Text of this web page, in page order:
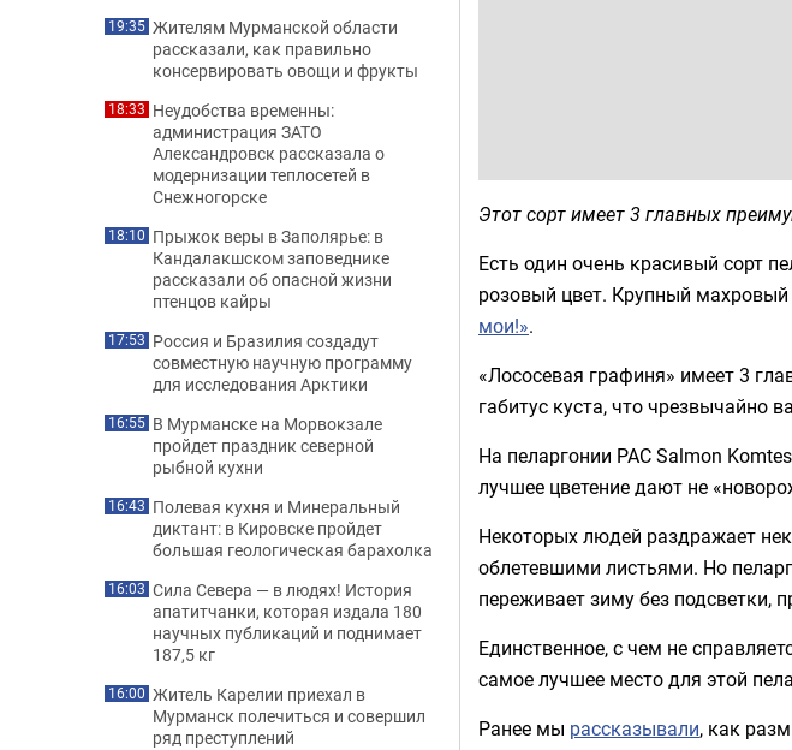
Этот сорт имеет 3 главных
Есть один очень красивый сорт
розовый цвет. Крупный махровый
мои!».
«Лососевая графиня» имеет 3
габитус куста, что чрезвычайно
На пеларгонии PAC Salmon
лучшее цветение дают не
Некоторых людей раздражает
облетевшими листьями. Но
переживает зиму без подсветки,
Единственное, с чем не
самое лучшее место для этой
Ранее мы рассказывали, как
19:35 Жителям Мурманской области
рассказали, как правильно
консервировать овощи и фрукты
18:33 Неудобства временны:
администрация ЗАТО
Александровск рассказала о
модернизации теплосетей в
Снежногорске
18:10 Прыжок веры в Заполярье: в
Кандалакшском заповеднике
рассказали об опасной жизни
птенцов кайры
17:53 Россия и Бразилия создадут
совместную научную программу
для исследования Арктики
16:55 В Мурманске на Морвокзале
пройдет праздник северной
рыбной кухни
16:43 Полевая кухня и Минеральный
диктант: в Кировске пройдет
большая геологическая барахолка
16:03 Сила Севера — в людях! История
апатитчанки, которая издала 180
научных публикаций и поднимает
187,5 кг
16:00 Житель Карелии приехал в
Мурманск полечиться и совершил
ряд преступлений